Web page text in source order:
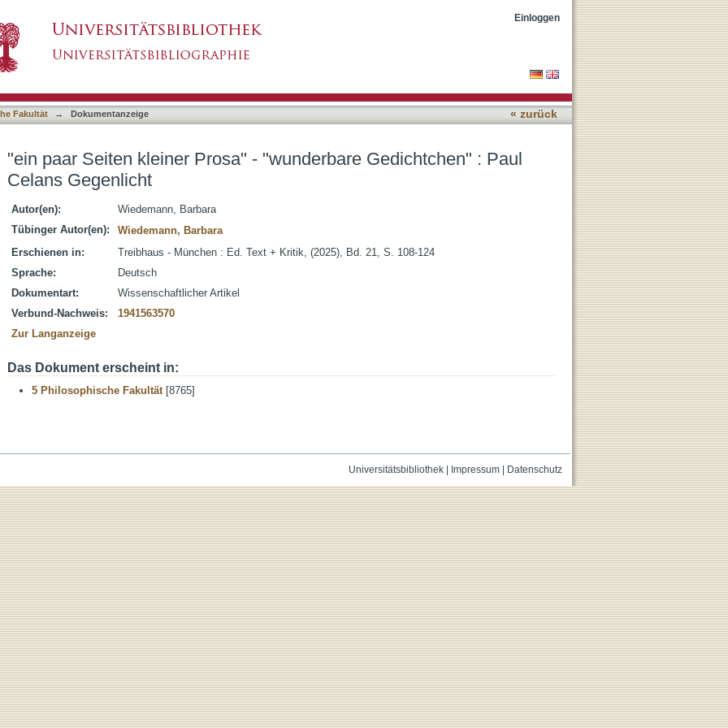
Einloggen
Fakultät → Dokumentanzeige « zurück
"ein paar Seiten kleiner Prosa" - "wunderbare Gedichtchen" : Paul
Celans Gegenlicht
Autor(en):
Wiedemann, Barbara
Tübinger Autor(en):
Wiedemann, Barbara
Erschienen in:
Treibhaus - München : Ed. Text + Kritik, (2025), Bd. 21, S. 108-124
Sprache:
Deutsch
Dokumentart:
Wissenschaftlicher Artikel
Verbund-Nachweis:
1941563570
Zur Langanzeige
Das Dokument erscheint in:
5 Philosophische Fakultät[8765]
Universitätsbibliothek| Impressum| Datenschutz